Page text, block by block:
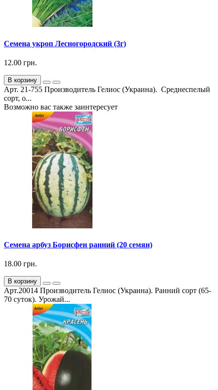
Семена укроп Лесногородский (3г)
12.00 грн.
В корзину
Арт. 21-755 Производитель Гелиос (Украина). Среднеспелый
сорт, о...
Возможно вас также заинтересует
Семена арбуз Борисфен ранний (20 семян)
18.00 грн.
В корзину
Арт.20014 Производитель Гелиос (Украина). Ранний сорт (65-
70 суток). Урожай...